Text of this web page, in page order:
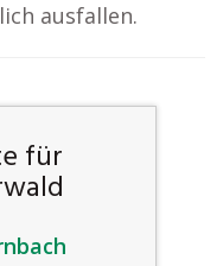
ausfallen.
für